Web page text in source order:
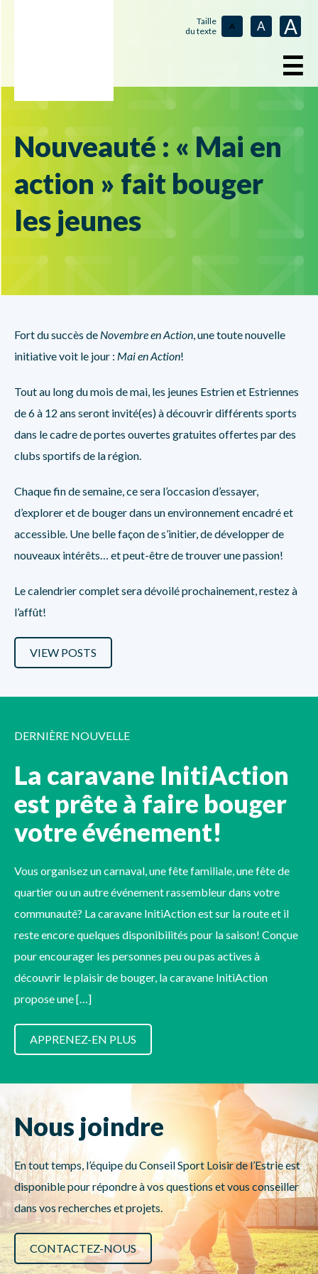
Taille
du texte
A A A
☰
Nouveauté : « Mai en
action » fait bouger
les jeunes
Fort du succès de Novembre en Action, une toute nouvelle
initiative voit le jour : Mai en Action!
Tout au long du mois de mai, les jeunes Estrien et Estriennes
de 6 à 12 ans seront invité(es) à découvrir différents sports
dans le cadre de portes ouvertes gratuites offertes par des
clubs sportifs de la région.
Chaque fin de semaine, ce sera l’occasion d’essayer,
d’explorer et de bouger dans un environnement encadré et
accessible. Une belle façon de s’initier, de développer de
nouveaux intérêts… et peut-être de trouver une passion!
Le calendrier complet sera dévoilé prochainement, restez à
l’affût!
VIEW POSTS
DERNIÈRE NOUVELLE
La caravane InitiAction
est prête à faire bouger
votre événement!
Vous organisez un carnaval, une fête familiale, une fête de
quartier ou un autre événement rassembleur dans votre
communauté? La caravane InitiAction est sur la route et il
reste encore quelques disponibilités pour la saison! Conçue
pour encourager les personnes peu ou pas actives à
découvrir le plaisir de bouger, la caravane InitiAction
propose une […]
APPRENEZ-EN PLUS
Nous joindre
En tout temps, l’équipe du Conseil Sport Loisir de l’Estrie est
disponible pour répondre à vos questions et vous conseiller
dans vos recherches et projets.
CONTACTEZ-NOUS